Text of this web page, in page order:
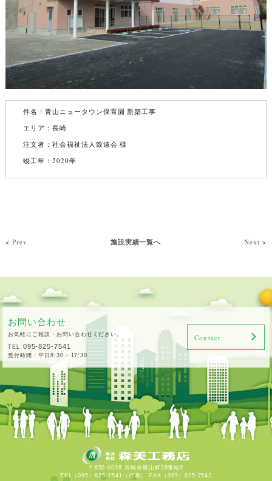
件名：青山ニュータウン保育園 新築工事
エリア：長崎
注文者：社会福祉法人致遠会 様
竣工年：2020年
<Prev 施設実績一覧へ Next >
お問い合わせ
お気軽にご相談・お問い合わせください。
TEL 095-825-7541
受付時間：平日8:30 - 17:30
Contact
〒850-0028 長崎市勝山町26番地9
TEL（095）825-7541（代表） FAX（095）825-7542